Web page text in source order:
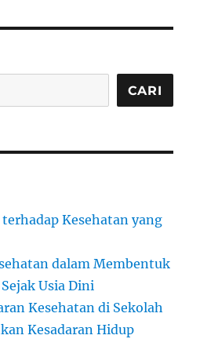
CARI
Kesehatan yang
dalam Membentuk
Usia Dini
Kesehatan di Sekolah
Kesadaran Hidup